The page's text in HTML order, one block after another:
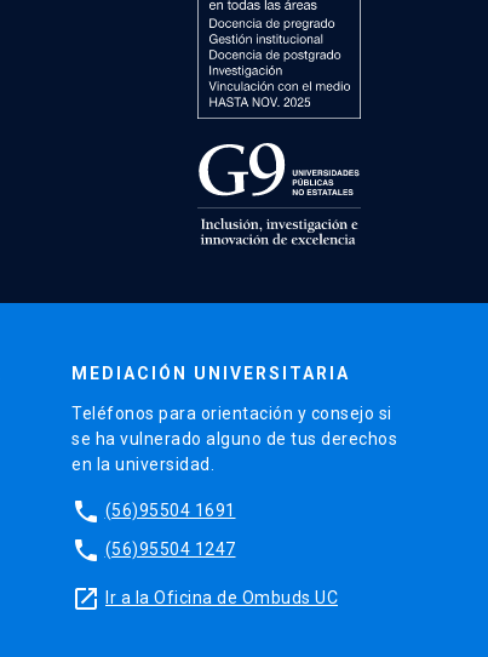
MEDIACIÓN UNIVERSITARIA
Teléfonos para orientación y consejo si
se ha vulnerado alguno de tus derechos
en la universidad.
phone (56)95504 1691
phone (56)95504 1247
launch Ir a la Oficina de Ombuds UC